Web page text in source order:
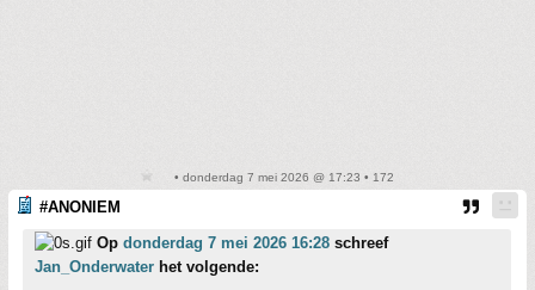
• donderdag 7 mei 2026 @ 17:23 • 172
#ANONIEM
Op donderdag 7 mei 2026 16:28 schreef
Jan_Onderwater het volgende: